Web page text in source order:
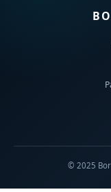
© 2025